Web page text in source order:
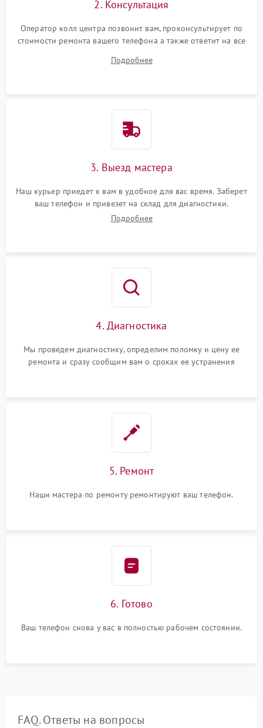
2. Консультация
Оператор колл центра позвонит вам, проконсультирует по
стоимости ремонта вашего телефона а также ответит на все
Подробнее
3. Выезд мастера
Наш курьер приедет к вам в удобное для вас время. Заберет
ваш телефон и привезет на склад для диагностики.
Подробнее
4. Диагностика
Мы проведем диагностику, определим поломку и цену ее
ремонта и сразу сообщим вам о сроках ее устранения
5. Ремонт
Наши мастера по ремонту ремонтируют ваш телефон.
6. Готово
Ваш телефон снова у вас в полностью рабочем состоянии.
FAQ. Ответы на вопросы